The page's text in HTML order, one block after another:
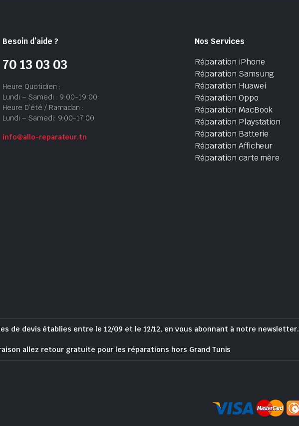
Besoin d’aide ?
70 13 03 03
Heure Quotidien :
Lundi – Samedi : 9:00-19:00
Heure D’été / Ramadan :
Lundi – Samedi: 9:00-17:00
info@allo-reparateur.tn
Nos Services
Réparation iPhone
Réparation Samsung
Réparation Huawei
Réparation Oppo
Réparation MacBook
Réparation Playstation
Réparation Batterie
Réparation Afficheur
Réparation carte mère
de devis établies entre le 12/09 et le 12/12, en vous abonnant à notre newsletter.
allez retour gratuite pour les réparations hors Grand Tunis